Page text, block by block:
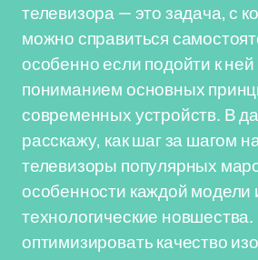
телевизора — это задача, с
можно справиться
особенно если подойти к
пониманием основных
современных устройств. В
расскажу, как шаг за шагом
телевизоры популярных
особенности каждой модели
технологические
оптимизировать качество